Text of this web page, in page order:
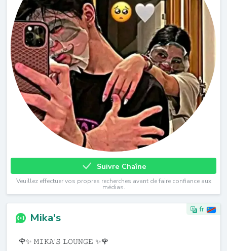
Suivre Chaîne
Veuillez effectuer vos propres recherches avant de faire confiance aux
médias.
fr
Mika's
🌹✨ 𝙼𝙸𝙺𝙰'𝚂 𝙻𝙾𝚄𝙽𝙶𝙴 ✨🌹